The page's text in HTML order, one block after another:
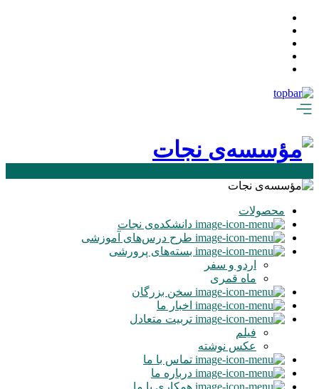
محصولات
دانشکده‌ی نجات
طرح درس‌های آموزشی
بسته‌های پرورشی
اردو و سفر
ماه‌ قمری
سخن بزرگان
اخبار ما
تربیت متعادل
فیلم
عکس نوشته
تماس با ما
درباره ما
همکاری با ما